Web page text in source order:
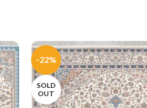
-22%
SOLD
OUT